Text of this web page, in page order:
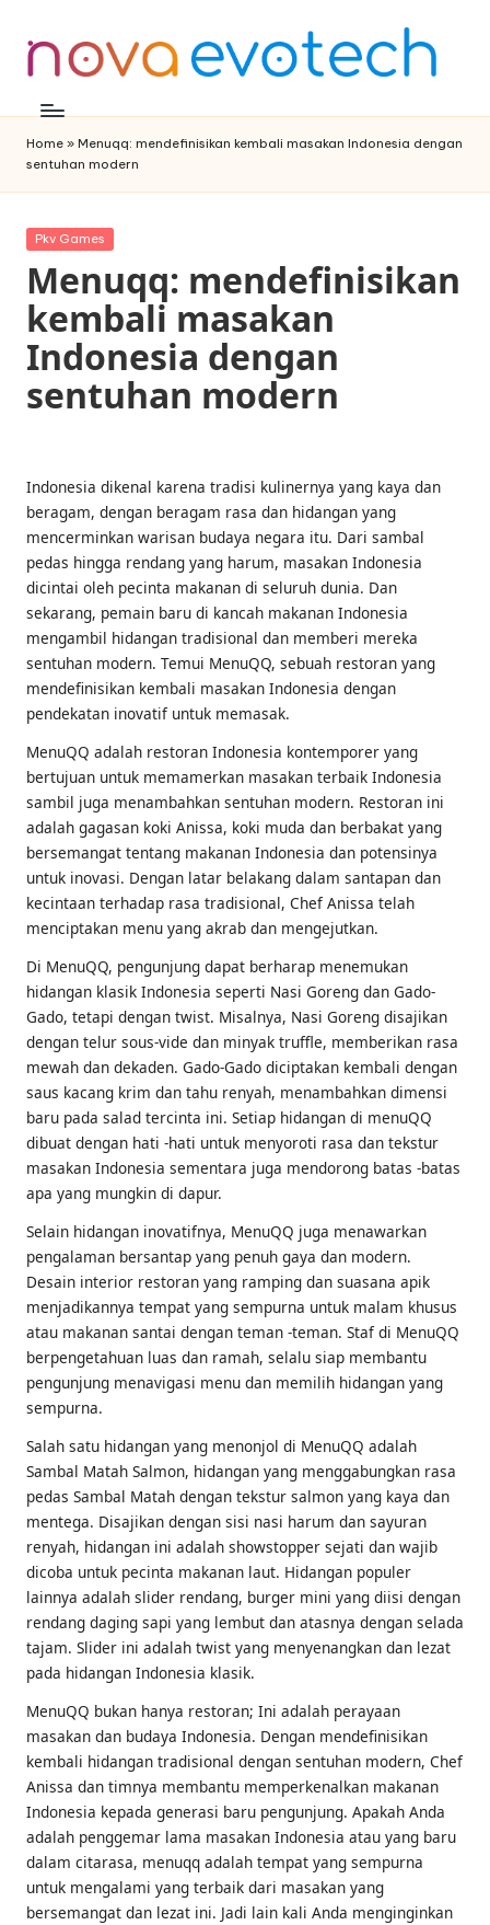
Skip
Home » Menuqq: mendefinisikan kembali masakan Indonesia dengan
sentuhan modern
Posted
Pkv Games
Menuqq: mendefinisikan
kembali masakan
Indonesia dengan
sentuhan modern
Indonesia dikenal karena tradisi kulinernya yang kaya dan
beragam, dengan beragam rasa dan hidangan yang
mencerminkan warisan budaya negara itu. Dari sambal
pedas hingga rendang yang harum, masakan Indonesia
dicintai oleh pecinta makanan di seluruh dunia. Dan
sekarang, pemain baru di kancah makanan Indonesia
mengambil hidangan tradisional dan memberi mereka
sentuhan modern. Temui MenuQQ, sebuah restoran yang
mendefinisikan kembali masakan Indonesia dengan
pendekatan inovatif untuk memasak.
MenuQQ adalah restoran Indonesia kontemporer yang
bertujuan untuk memamerkan masakan terbaik Indonesia
sambil juga menambahkan sentuhan modern. Restoran ini
adalah gagasan koki Anissa, koki muda dan berbakat yang
bersemangat tentang makanan Indonesia dan potensinya
untuk inovasi. Dengan latar belakang dalam santapan dan
kecintaan terhadap rasa tradisional, Chef Anissa telah
menciptakan menu yang akrab dan mengejutkan.
Di MenuQQ, pengunjung dapat berharap menemukan
hidangan klasik Indonesia seperti Nasi Goreng dan Gado-
Gado, tetapi dengan twist. Misalnya, Nasi Goreng disajikan
dengan telur sous-vide dan minyak truffle, memberikan rasa
mewah dan dekaden. Gado-Gado diciptakan kembali dengan
saus kacang krim dan tahu renyah, menambahkan dimensi
baru pada salad tercinta ini. Setiap hidangan di menuQQ
dibuat dengan hati -hati untuk menyoroti rasa dan tekstur
masakan Indonesia sementara juga mendorong batas -batas
apa yang mungkin di dapur.
Selain hidangan inovatifnya, MenuQQ juga menawarkan
pengalaman bersantap yang penuh gaya dan modern.
Desain interior restoran yang ramping dan suasana apik
menjadikannya tempat yang sempurna untuk malam khusus
atau makanan santai dengan teman -teman. Staf di MenuQQ
berpengetahuan luas dan ramah, selalu siap membantu
pengunjung menavigasi menu dan memilih hidangan yang
sempurna.
Salah satu hidangan yang menonjol di MenuQQ adalah
Sambal Matah Salmon, hidangan yang menggabungkan rasa
pedas Sambal Matah dengan tekstur salmon yang kaya dan
mentega. Disajikan dengan sisi nasi harum dan sayuran
renyah, hidangan ini adalah showstopper sejati dan wajib
dicoba untuk pecinta makanan laut. Hidangan populer
lainnya adalah slider rendang, burger mini yang diisi dengan
rendang daging sapi yang lembut dan atasnya dengan selada
tajam. Slider ini adalah twist yang menyenangkan dan lezat
pada hidangan Indonesia klasik.
MenuQQ bukan hanya restoran; Ini adalah perayaan
masakan dan budaya Indonesia. Dengan mendefinisikan
kembali hidangan tradisional dengan sentuhan modern, Chef
Anissa dan timnya membantu memperkenalkan makanan
Indonesia kepada generasi baru pengunjung. Apakah Anda
adalah penggemar lama masakan Indonesia atau yang baru
dalam citarasa, menuqq adalah tempat yang sempurna
untuk mengalami yang terbaik dari masakan yang
bersemangat dan lezat ini. Jadi lain kali Anda menginginkan